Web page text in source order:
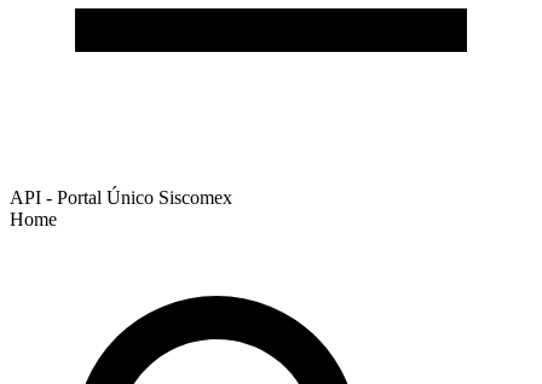
API - Portal Único Siscomex
Home